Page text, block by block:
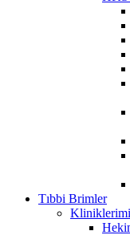
Tıbbi Brimler